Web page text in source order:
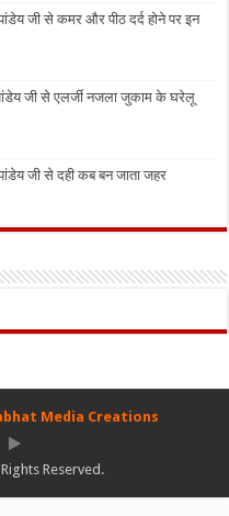
जी से कमर और पीठ दर्द होने पर इन
जी से एलर्जी नजला जुकाम के घरेलू
जी से दही कब बन जाता जहर
Media Creations
Reserved.